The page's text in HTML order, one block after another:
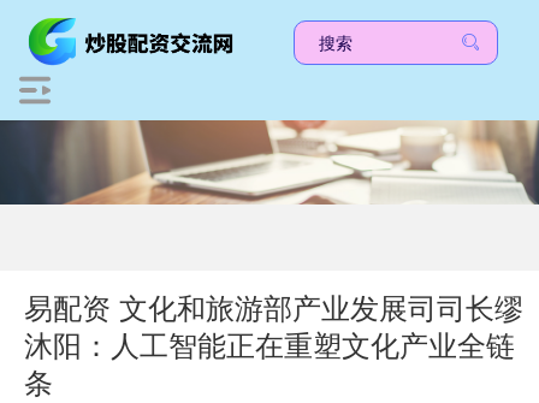
易配资 文化和旅游部产业发展司司长缪
沐阳：人工智能正在重塑文化产业全链
条